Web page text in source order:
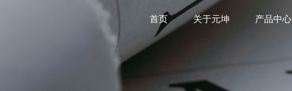
首页 关于元坤 产品中心